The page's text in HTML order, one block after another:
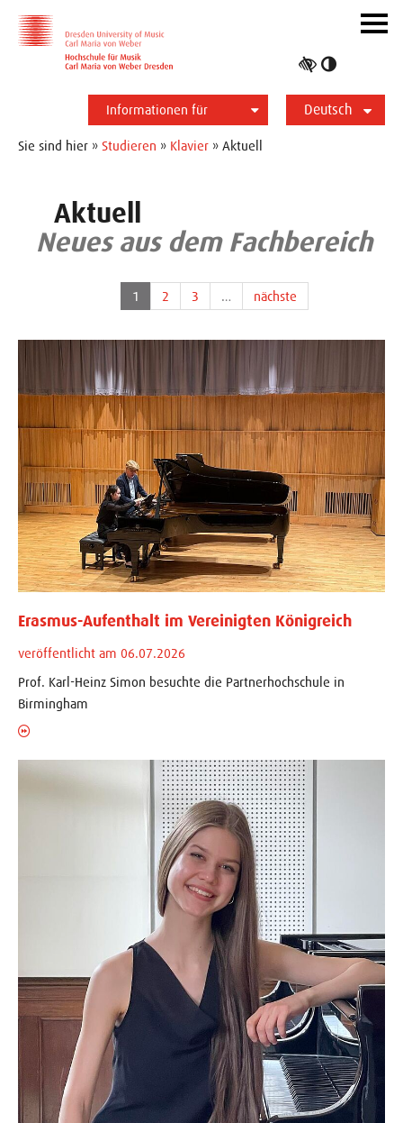
Informationen für
Studierende
Bewerber*innen
International
Presse
Alumni
Deutsch
ein-/
Sie sind hier » Studieren » Klavier » Aktuell
Aktuell
Neues aus dem Fachbereich
1 2 3 … nächste
Erasmus-Aufenthalt im Vereinigten Königreich
veröffentlicht am 06.07.2026
Prof. Karl-Heinz Simon besuchte die Partnerhochschule in
Birmingham